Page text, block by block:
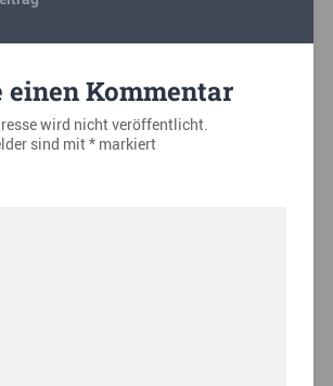
einen Kommentar
wird nicht veröffentlicht.
sind mit*markiert